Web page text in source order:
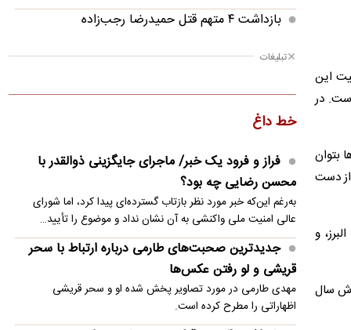
این
در
بتوان
دست
و
۴۰ درصد بیش از میزان بارش سال
بازداشت ۴ متهم قتل حمیدرضا رجب‌زاده
ببینید؛ خلاصه بازی یوونتوس ۱ - اینتر ۲ | دوستانه
سایه انداخته است
اینتر یونتوس را در استرالیا شکست داد
تصاویری زیبا از باران تابستانی در ارتفاعات دماوند
زلنسکی برای خرید پدافند هوایی به اسرائیل رو
انداخت
سقوط بالگرد سیکورسکی آمریکا و وضعیت ۲ خلبان
تیم جدید مجتبی جباری مشخص شد
تبلیغات
خط داغ
فراز و فرود یک خبر/ ماجرای جایگزینی ذوالقدر با
محسن رضایی چه بود؟
به‌رغم این‌که خبر مورد نظر بازتاب گسترده‌ای پیدا کرد، اما شورای
عالی امنیت ملی واکنشی به آن نشان نداد و موضوع را تأیید…
جدیدترین صحبت‌های طارمی درباره ارتباط با سحر
قریشی و لو رفتن عکس‌ها
مهدی طارمی در مورد تصاویر پخش شده او و سحر قریشی
اظهاراتی را مطرح کرده است.